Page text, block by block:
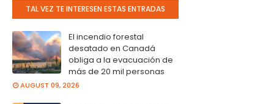
TAL VEZ TE INTERESEN ESTAS ENTRADAS
El incendio forestal
desatado en Canadá
obliga a la evacuación de
más de 20 mil personas
AUGUST 09, 2026